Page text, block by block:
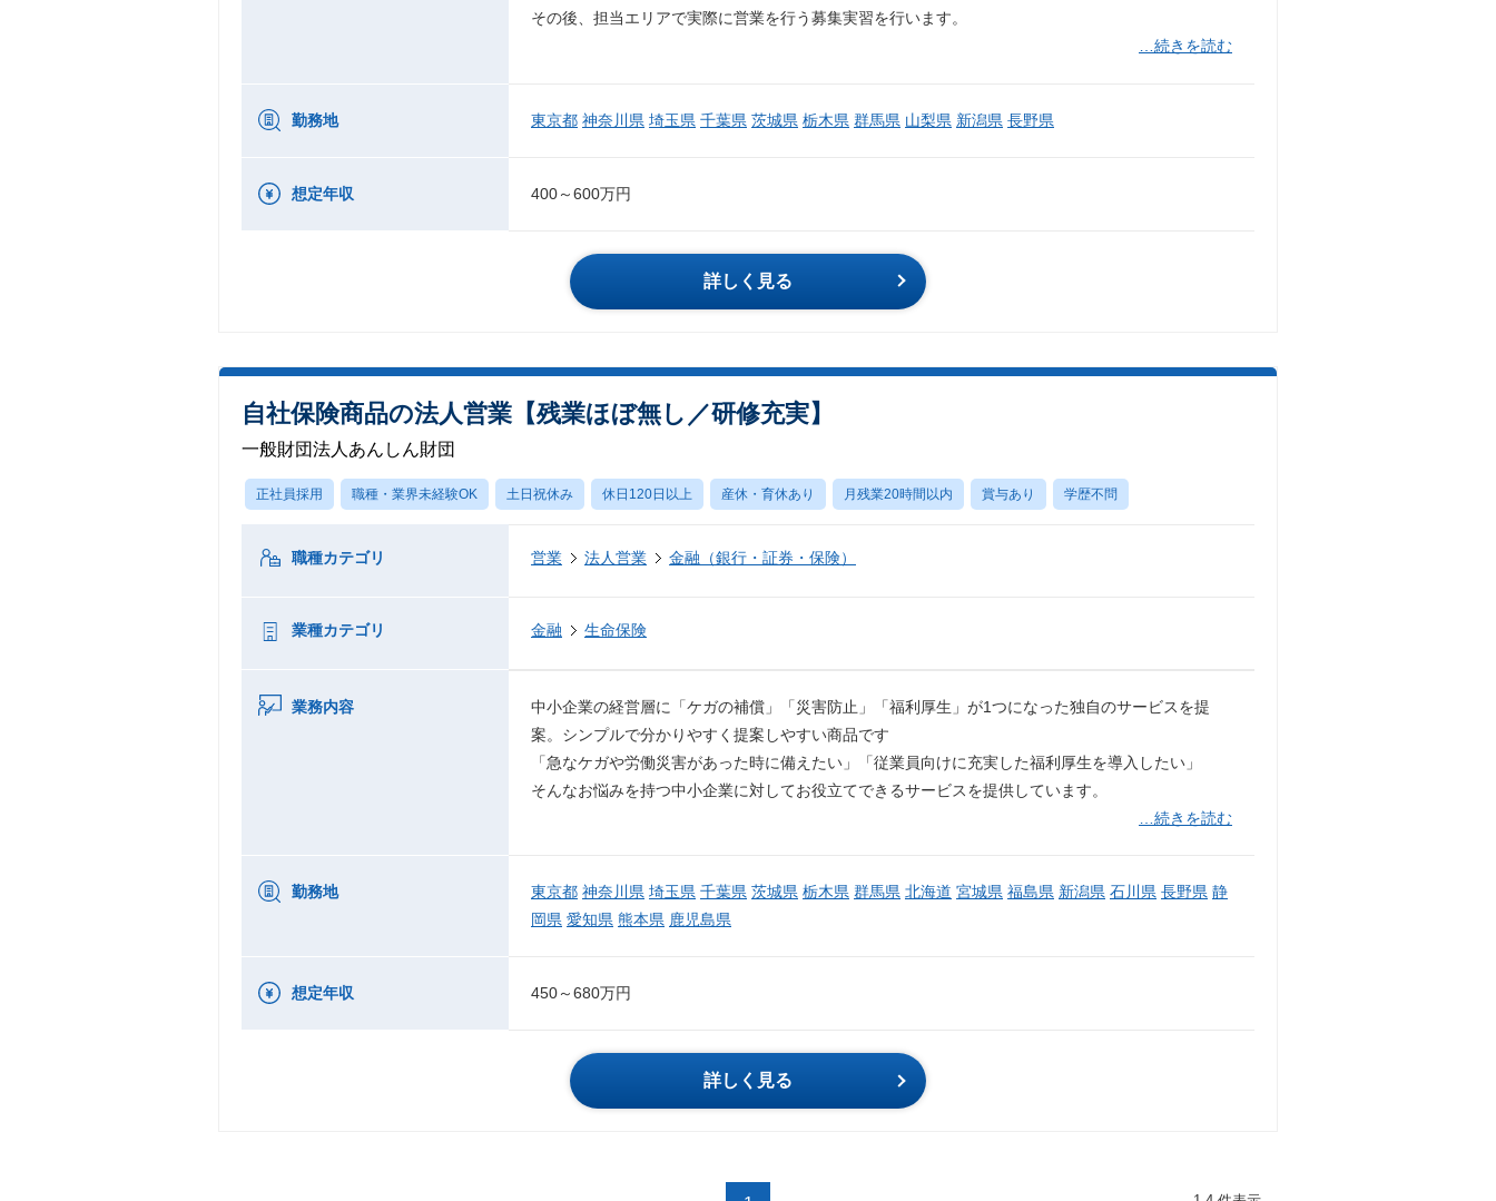
その後、担当エリアで実際に営業を行う募集実習を行います。
…続きを読む
勤務地 東京都 神奈川県 埼玉県 千葉県 茨城県 栃木県 群馬県 山梨県 新潟県 長野県
想定年収 400～600万円
詳しく見る
自社保険商品の法人営業【残業ほぼ無し／研修充実】
一般財団法人あんしん財団
正社員採用 職種・業界未経験OK 土日祝休み 休日120日以上 産休・育休あり 月残業20時間以内 賞与あり 学歴不問
職種カテゴリ 営業 法人営業 金融（銀行・証券・保険）
業種カテゴリ 金融 生命保険
業務内容
中小企業の経営層に「ケガの補償」「災害防止」「福利厚生」が1つになった独自のサービスを提
案。シンプルで分かりやすく提案しやすい商品です
「急なケガや労働災害があった時に備えたい」「従業員向けに充実した福利厚生を導入したい」
そんなお悩みを持つ中小企業に対してお役立てできるサービスを提供しています。
…続きを読む
勤務地 東京都 神奈川県 埼玉県 千葉県 茨城県 栃木県 群馬県 北海道 宮城県 福島県 新潟県 石川県 長野県 静
岡県 愛知県 熊本県 鹿児島県
想定年収 450～680万円
詳しく見る